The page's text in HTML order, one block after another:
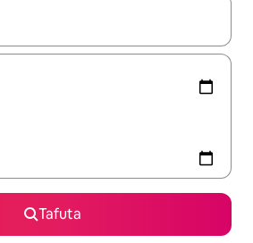
vinjari kwa kutumia vitufe vya
Tafuta